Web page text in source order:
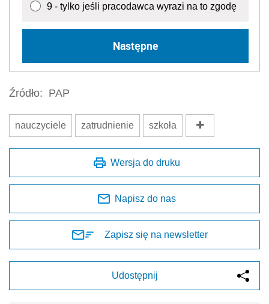
9 - tylko jeśli pracodawca wyrazi na to zgodę
Następne
Źródło: PAP
nauczyciele zatrudnienie szkoła
Wersja do druku
Napisz do nas
Zapisz się na newsletter
Udostępnij